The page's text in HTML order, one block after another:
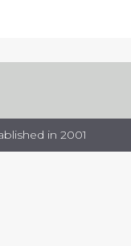
in 2001